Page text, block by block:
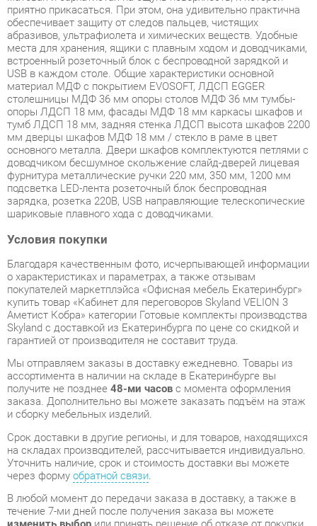
встроенный розеточный блок с беспроводной зарядкой и
USB в каждом столе. Общие характеристики основной
материал МДФ с покрытием EVOSOFT, ЛДСП EGGER
столешницы МДФ 36 мм опоры столов МДФ 36 мм тумбы-
опоры ЛДСП 18 мм, фасады МДФ 18 мм каркасы шкафов и
тумб ЛДСП 18 мм, задняя стенка ЛДСП высота шкафов 2200
мм дверцы шкафов МДФ 18 мм / стекло в раме в цвет
основного металла. Двери шкафов комплектуются петлями с
доводчиком бесшумное скольжение слайд-дверей лицевая
фурнитура металлические ручки 220 мм, 350 мм, 1200 мм
подсветка LED-лента розеточный блок беспроводная
зарядка, розетка 220В, USB направляющие телескопические
шариковые плавного хода с доводчиками.
Условия покупки
Благодаря качественным фото, исчерпывающей информации
о характеристиках и параметрах, а также отзывам
купить товар «Кабинет для переговоров Skyland VELION 3
Skyland с доставкой из Екатеринбурга по цене со скидкой и
гарантией от производителя не составит труда.
Мы отправляем заказы в доставку ежедневно. Товары из
ассортимента в наличии на складе в Екатеринбурге вы
получите не позднее48-ми часовс момента оформления
заказа. Дополнительно вы можете заказать подъём на этаж
и сборку мебельных изделий.
Срок доставки в другие регионы, и для товаров, находящихся
на складах производителей, рассчитывается индивидуально.
Уточнить наличие, срок и стоимость доставки вы можете
через формуобратной связи.
течение 7-ми дней после получения заказа вы можете
изменить выборили принять решение об отказе от покупки.
Несмотря на качественную упаковку, готовые комплекты
могут быть повреждены при транспортировке. Если Вы
заметили дефект при приёме - мы заменим поврежденную
деталь.Повторная доставкатовара -бесплатна.